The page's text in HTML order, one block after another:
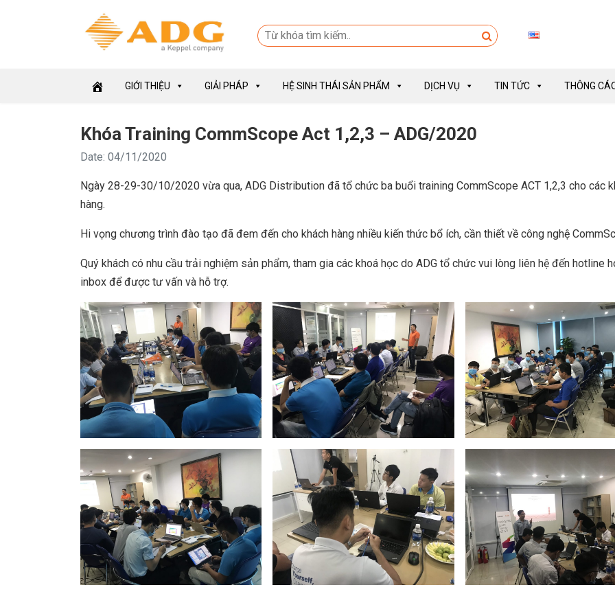
GIỚI THIỆU GIẢI PHÁP HỆ SINH THÁI SẢN PHẨM DỊCH VỤ TIN TỨC THÔNG
Khóa Training CommScope Act 1,2,3 – ADG/2020
Date: 04/11/2020
Ngày 28-29-30/10/2020 vừa qua, ADG Distribution đã tổ chức ba buổi training CommScope ACT 1,2,3 cho các
hàng.
Hi vọng chương trình đào tạo đã đem đến cho khách hàng nhiều kiến thức bổ ích, cần thiết về công nghệ
Quý khách có nhu cầu trải nghiệm sản phẩm, tham gia các khoá học do ADG tổ chức vui lòng liên hệ đến hotline
inbox để được tư vấn và hỗ trợ.